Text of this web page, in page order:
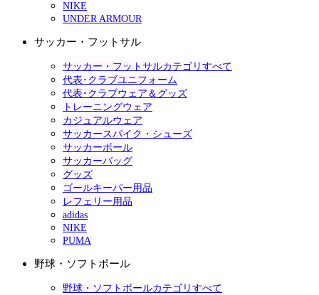
NIKE
UNDER ARMOUR
サッカー・フットサル
サッカー・フットサルカテゴリすべて
代表･クラブユニフォーム
代表･クラブウェア＆グッズ
トレーニングウェア
カジュアルウェア
サッカースパイク・シューズ
サッカーボール
サッカーバッグ
グッズ
ゴールキーパー用品
レフェリー用品
adidas
NIKE
PUMA
野球・ソフトボール
野球・ソフトボールカテゴリすべて